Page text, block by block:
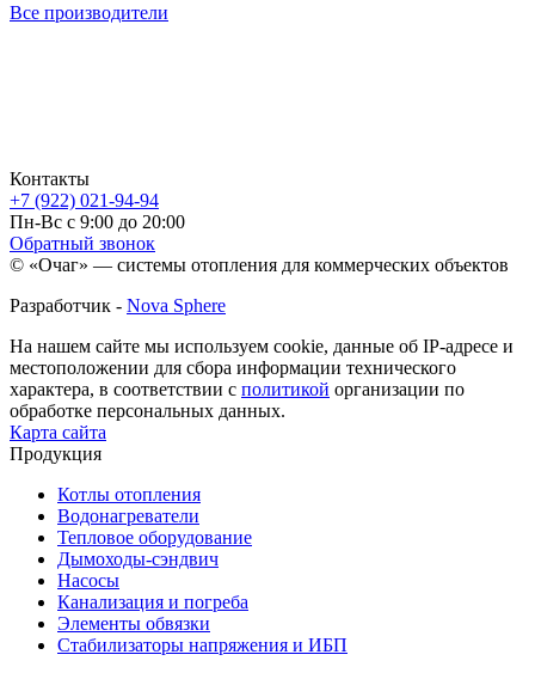
Все производители
Контакты
+7 (922) 021-94-94
Пн-Вс с 9:00 до 20:00
Обратный звонок
© «Очаг» — системы отопления для коммерческих объектов
Разработчик - Nova Sphere
На нашем сайте мы используем cookie, данные об IP-адресе и
местоположении для сбора информации технического
характера, в соответствии с политикой организации по
обработке персональных данных.
Карта сайта
Продукция
Котлы отопления
Водонагреватели
Тепловое оборудование
Дымоходы-сэндвич
Насосы
Канализация и погреба
Элементы обвязки
Стабилизаторы напряжения и ИБП